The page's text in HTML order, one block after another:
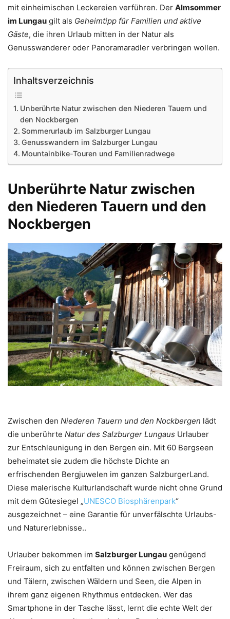
mit einheimischen Leckereien verführen. Der Almsommer
im Lungau gilt als Geheimtipp für Familien und aktive
Gäste, die ihren Urlaub mitten in der Natur als
Genusswanderer oder Panoramaradler verbringen wollen.
Inhaltsverzeichnis
Unberührte Natur zwischen den Niederen Tauern und
den Nockbergen
Sommerurlaub im Salzburger Lungau
Genusswandern im Salzburger Lungau
Mountainbike-Touren und Familienradwege
Unberührte Natur zwischen
den Niederen Tauern und den
Nockbergen
Zwischen den Niederen Tauern und den Nockbergen lädt
die unberührte Natur des Salzburger Lungaus Urlauber
zur Entschleunigung in den Bergen ein. Mit 60 Bergseen
beheimatet sie zudem die höchste Dichte an
erfrischenden Bergjuwelen im ganzen SalzburgerLand.
Diese malerische Kulturlandschaft wurde nicht ohne Grund
mit dem Gütesiegel „UNESCO Biosphärenpark“
ausgezeichnet – eine Garantie für unverfälschte Urlaubs-
und Naturerlebnisse..
Urlauber bekommen im Salzburger Lungau genügend
Freiraum, sich zu entfalten und können zwischen Bergen
und Tälern, zwischen Wäldern und Seen, die Alpen in
ihrem ganz eigenen Rhythmus entdecken. Wer das
Smartphone in der Tasche lässt, lernt die echte Welt der